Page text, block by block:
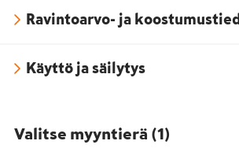
Ravintoarvo- ja
Käyttö ja säilytys
Valitse myyntierä (1)